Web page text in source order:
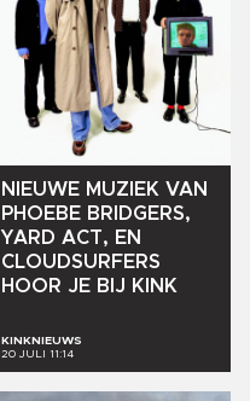
NIEUWE MUZIEK VAN
PHOEBE BRIDGERS,
YARD ACT, EN
CLOUDSURFERS
HOOR JE BIJ KINK
KINKNIEUWS
20 JULI 11:14